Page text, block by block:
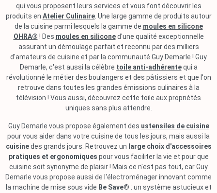
qui vous proposent leurs services et vous font découvrir les
produits en Atelier Culinaire. Une large gamme de produits autour
de la cuisine parmi lesquels la gamme de moules en silicone
OHRA® ! Des moules en siliconed'une qualité exceptionnelle
assurant un démoulage parfait et reconnu par des milliers
d'amateurs de cuisine et par la communauté Guy Demarle ! Guy
Demarle, c'est aussi la célèbre toile anti-adhérentequi a
révolutionné le métier des boulangers et des pâtissiers et que l'on
retrouve dans toutes les grandes émissions culinaires à la
télévision ! Vous aussi, découvrez cette toile aux propriétés
uniques sans plus attendre.
Guy Demarle vous propose également des ustensiles de cuisine
pour vous aider dans votre cuisine de tous les jours, mais aussi la
cuisinedes grands jours. Retrouvez un large choix d'accessoires
pratiques et ergonomiques pour vous faciliter la vie et pour que
cuisine soit synonyme de plaisir ! Mais ce n'est pas tout, car Guy
Demarle vous propose aussi de l'électroménager innovant comme
la machine de mise sous vide Be Save® : un système astucieux et